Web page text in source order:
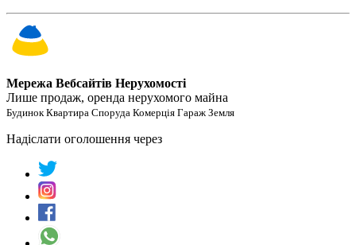
Мережа Вебсайтів Нерухомості
Лише продаж, оренда нерухомого майна
Будинок Квартира Споруда Комерція Гараж Земля
Надіслати оголошення через